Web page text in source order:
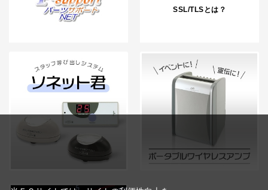
SSL/TLSとは？